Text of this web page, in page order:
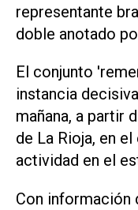
representante
doble anotado
El conjunto
instancia
mañana, a partir
de La Rioja, en
actividad en el
Con información